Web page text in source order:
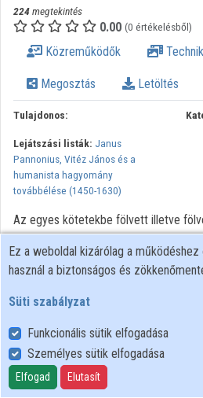
Intézmények
Közreműködők
224megtekintés
0.00 (0 értékelésből)
Közreműködők
Megosztás Letöltés
Tulajdonos:
Lejátszási listák: Janus
Pannonius, Vitéz János és a
humanista hagyomány
továbbélése (1450-1630)
Az egyes kötetekbe fölvett illetve
csoportosítás szempontjai.
vitatott hitelességű írások. A
kötet) sorrendje, a kétnyelvű kiadás
egymáshoz való viszonya, Mátyás
tartalmazó 5. kötet ,,fejezetei'':
mások nevében született levelek,
írások); testimoniumok. Mutatók. A
elvei; kézirati (illetve nyomtatott)
Ez a weboldal kizárólag a
használ a biztonságos és
Süti szabályzat
Funkcionális sütik elfogadása
Személyes sütik elfogadása
Elfogad Elutasít